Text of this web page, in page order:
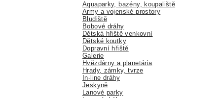
Aquaparky, bazény, koupaliště
Army a vojenské prostory
Bludiště
Bobové dráhy
Dětská hřiště venkovní
Dětské koutky
Dopravní hřiště
Galerie
Hvězdárny a planetária
Hrady, zámky, tvrze
In-line dráhy
Jeskyně
Lanové parky